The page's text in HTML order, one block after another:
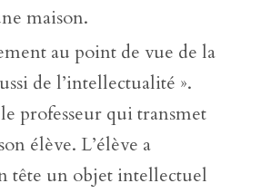
maison.
au point de vue de la
de l’intellectualité ».
professeur qui transmet
élève. L’élève a
tête un objet intellectuel